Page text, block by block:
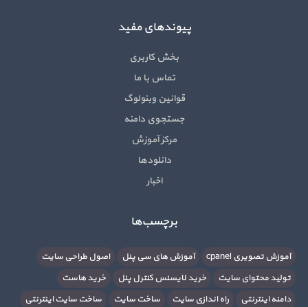
پیوندهای مفید
بخش کاربری
تماس با ما
قوانین وبنولوگ
جستجوی دامنه
مرکز آموزش
دانلودها
اخبار
برچسب‌ها
آموزش تصویری cpanel آموزش های سی پنل
اصول طراحی سایت
تولید محتوای سایت
خرید لایسنس کنترل پنل
خرید هاست
دامنه اینترنتی
راه اندازی سایت ساخت سایت ساخت سایت اینترنتی